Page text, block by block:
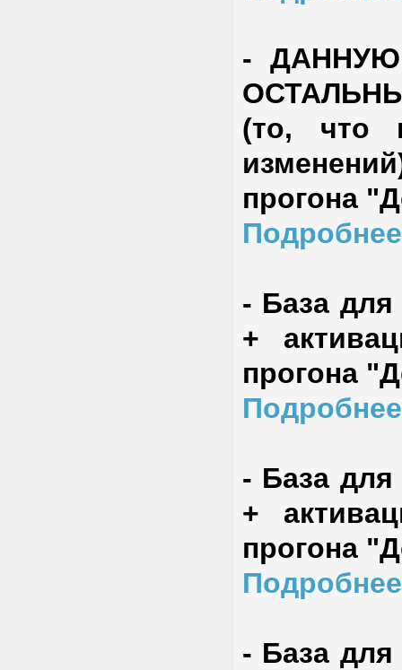
-
(то, что
прогона
Подробнее
- База
+
прогона
Подробнее
- База
+
прогона
Подробнее
- База